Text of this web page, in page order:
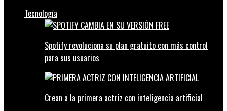
Tecnología
Spotify revoluciona su plan gratuito con más control
para sus usuarios
Crean a la primera actriz con inteligencia artificial